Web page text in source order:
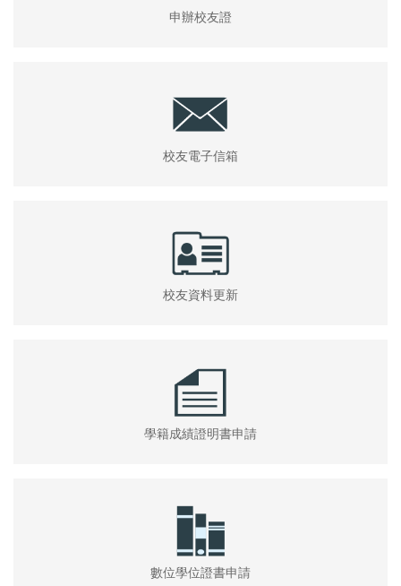
申辦校友證
校友電子信箱
校友資料更新
學籍成績證明書申請
數位學位證書申請